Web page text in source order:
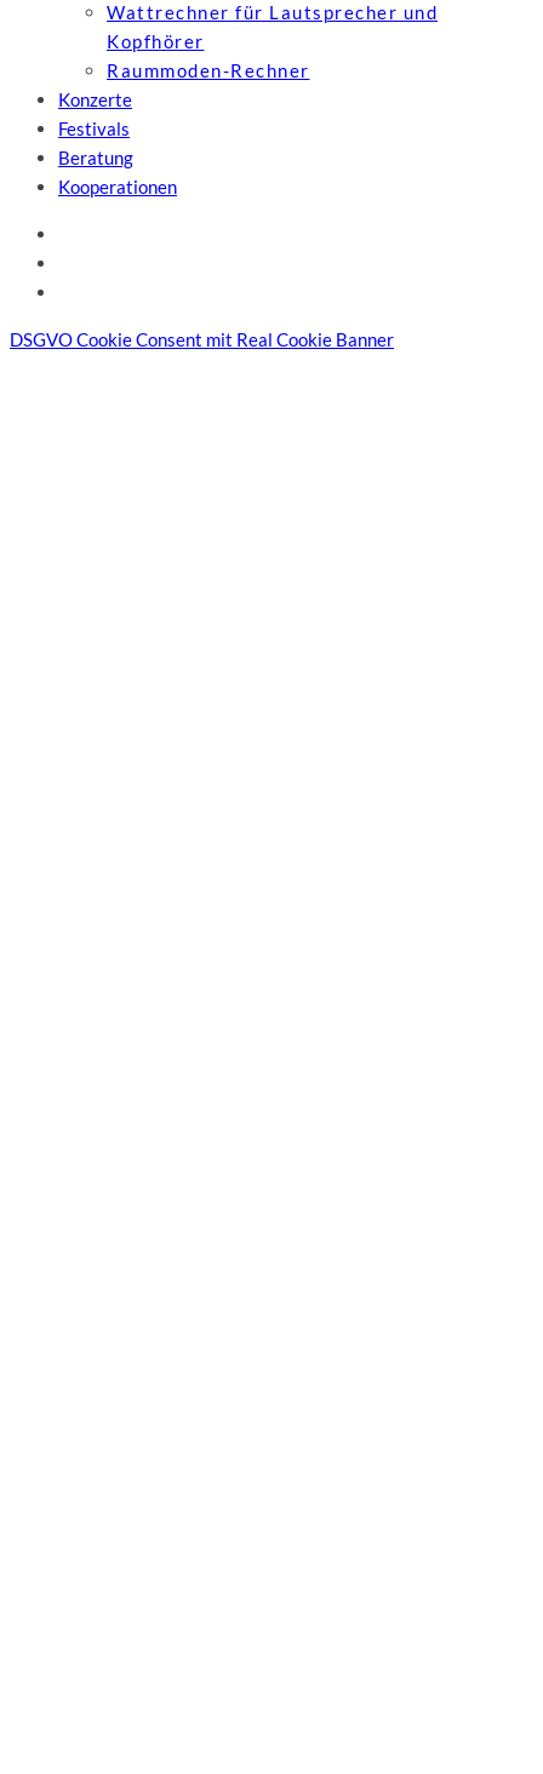
Wattrechner für Lautsprecher und
Kopfhörer
Raummoden-Rechner
Konzerte
Festivals
Beratung
Kooperationen
DSGVO Cookie Consent mit Real Cookie Banner